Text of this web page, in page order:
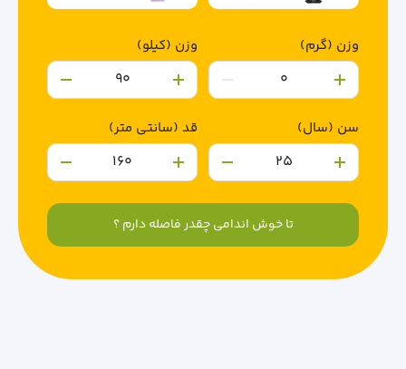
وزن (گرم) وزن (کیلو)
سن (سال) قد (سانتی متر)
تا خوش اندامی چقدر فاصله دارم ؟